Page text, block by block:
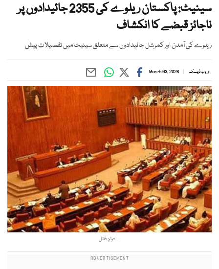
سینیٹ: پاکستان ریلوے کی 2355 جائیدادوں پر
ناجائز قبضے کا انکشاف
ریلوے کی آمدن اور کمرشل جائیدادوں سے متعلق سینیٹ میں تفصیلات پیش
ویب ڈیسک March 03, 2026
—فوٹو: فائل